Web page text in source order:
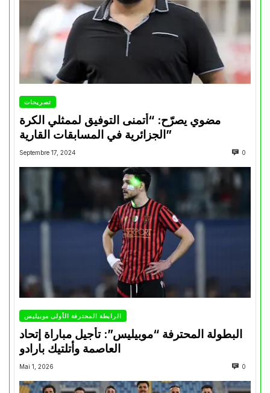
تصريحات
مضوي يصرّح: “أتمنى التوفيق لممثلي الكرة
الجزائرية في المسابقات القارية”
Septembre 17, 2024 0
الرابطة المحترفة الأولى موبيليس
البطولة المحترفة “موبيليس”: تأجيل مباراة إتحاد
العاصمة وأتلتيك بارادو
Mai 1, 2026 0